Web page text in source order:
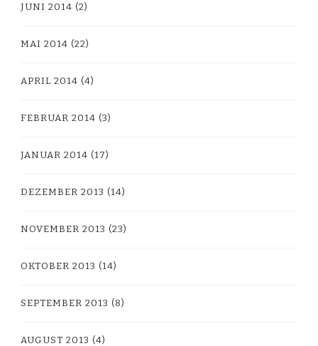
JUNI 2014 (2)
MAI 2014 (22)
APRIL 2014 (4)
FEBRUAR 2014 (3)
JANUAR 2014 (17)
DEZEMBER 2013 (14)
NOVEMBER 2013 (23)
OKTOBER 2013 (14)
SEPTEMBER 2013 (8)
AUGUST 2013 (4)